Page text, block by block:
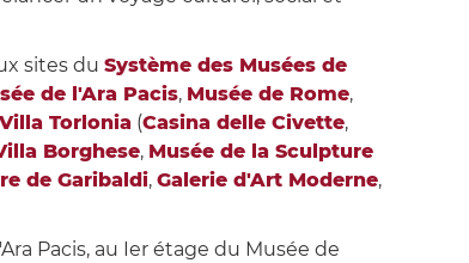
sites du Système des Musées de
de l'Ara Pacis, Musée de Rome,
Torlonia(Casina delle Civette,
Borghese, Musée de la Sculpture
de Garibaldi, Galerie d'Art Moderne,
Pacis, au Ier étage du Musée de